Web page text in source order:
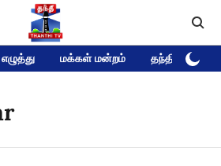
மக்கள் மன்றம் தந்தி டிவி